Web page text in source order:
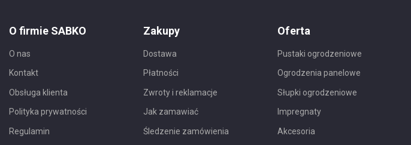
O firmie SABKO
O nas
Kontakt
Obsługa klienta
Polityka prywatności
Regulamin
Zakupy
Dostawa
Płatności
Zwroty i reklamacje
Jak zamawiać
Śledzenie zamówienia
Oferta
Pustaki ogrodzeniowe
Ogrodzenia panelowe
Słupki ogrodzeniowe
Impregnaty
Akcesoria